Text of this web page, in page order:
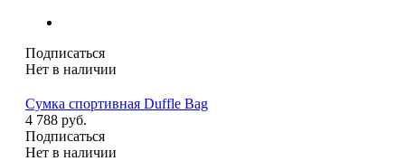
Подписаться
Нет в наличии
Сумка спортивная Duffle Bag
4 788 руб.
Подписаться
Нет в наличии